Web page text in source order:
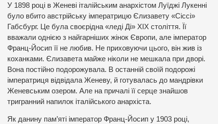
У 1898 році в Женеві італійським анархістом Луїджі Лукенні
було вбито австрійську імператрицю Єлизавету «Сіссі»
Габсбург. Це була своєрідна «леді Ді» ХІХ століття. Її
вважали однією з найгарніших жінок Європи, але імператор
Франц-Йосип її не любив. Не приховуючи цього, він жив із
коханками. Єлизавета майже ніколи не мешкала при дворі.
Вона постійно подорожувала. В останній своїй подорожі
імператриця відвідала Женеву, й готувалась до мандрівки
Женевським озером. Але на причалі її серце знайшов
тригранний напилок італійського анархіста.
Як данину пам’яті імператор Франц-Йосип у 1903 році,